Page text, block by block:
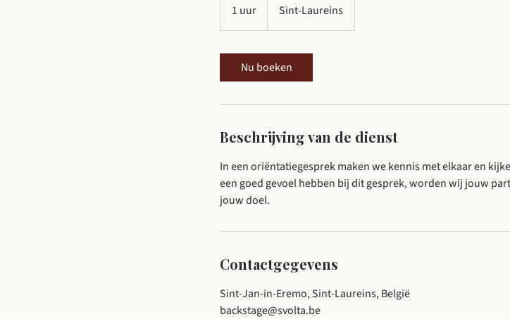
1 uur
u
Sint-Laureins
Nu boeken
Beschrijving van de dienst
In een oriëntatiegesprek maken we kennis met elkaar en
een goed gevoel hebben bij dit gesprek, worden wij jouw
jouw doel.
Contactgegevens
Sint-Jan-in-Eremo, Sint-Laureins, België
backstage@svolta.be